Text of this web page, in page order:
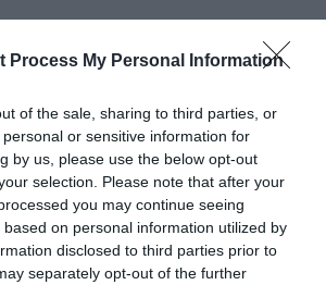
Process My Personal Information
of the sale, sharing to third parties, or
or sensitive information for
by us, please use the below opt-out
selection. Please note that after your
you may continue seeing
on personal information utilized by
disclosed to third parties prior to
separately opt-out of the further